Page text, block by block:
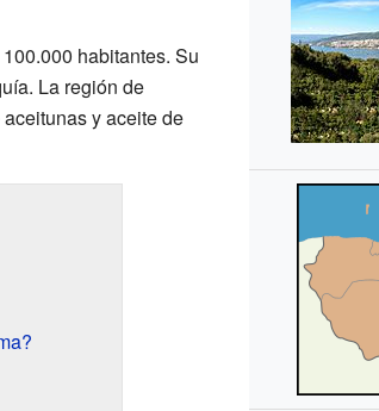
habitantes. Su
La región de
y aceite de